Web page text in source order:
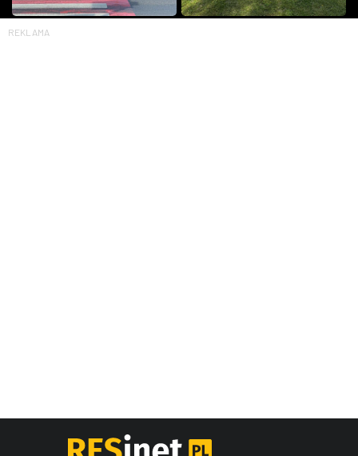
REKLAMA